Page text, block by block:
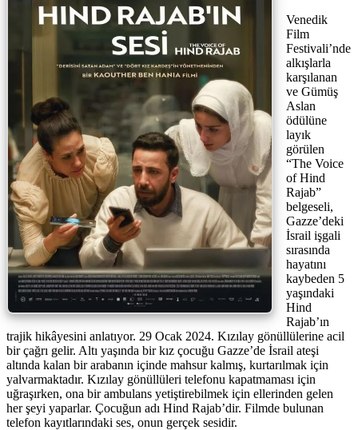
Venedik
Film
Festivali’nde
alkışlarla
karşılanan
ve Gümüş
Aslan
ödülüne
layık
görülen
“The Voice
of Hind
Rajab”
belgeseli,
Gazze’deki
İsrail işgali
sırasında
hayatını
kaybeden 5
yaşındaki
Hind
Rajab’ın
trajik hikâyesini anlatıyor. 29 Ocak 2024. Kızılay gönüllülerine acil
bir çağrı gelir. Altı yaşında bir kız çocuğu Gazze’de İsrail ateşi
altında kalan bir arabanın içinde mahsur kalmış, kurtarılmak için
yalvarmaktadır. Kızılay gönüllüleri telefonu kapatmaması için
uğraşırken, ona bir ambulans yetiştirebilmek için ellerinden gelen
her şeyi yaparlar. Çocuğun adı Hind Rajab’dir. Filmde bulunan
telefon kayıtlarındaki ses, onun gerçek sesidir.